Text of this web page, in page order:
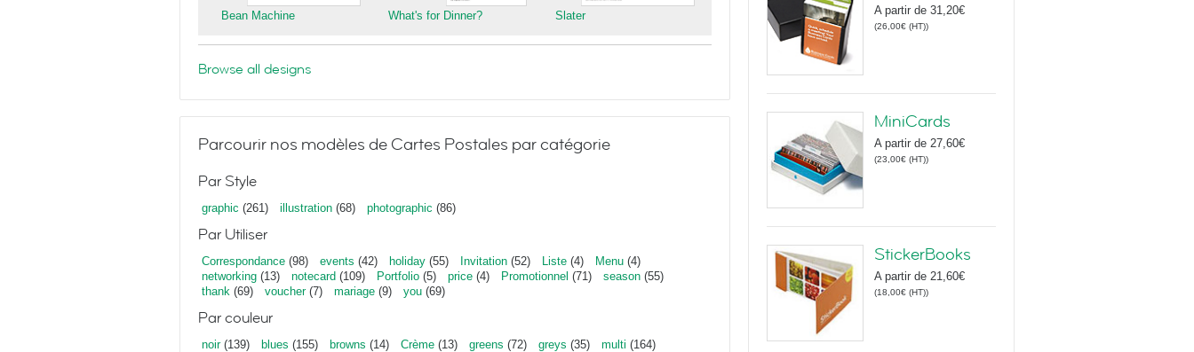
Bean Machine What's for Dinner? Slater
Browse all designs
Parcourir nos modèles de Cartes Postales par catégorie
Par Style
graphic (261) illustration (68) photographic (86)
Par Utiliser
Correspondance (98) events (42) holiday (55) Invitation (52) Liste (4) Menu (4)
networking (13) notecard (109) Portfolio (5) price (4) Promotionnel (71) season (55)
thank (69) voucher(7) mariage (9) you (69)
Par couleur
noir(139) blues (155) browns (14) Crème (13) greens (72) greys (35) multi (164)
A partir de 31,20€
(26,00€ (HT))
MiniCards
A partir de 27,60€
(23,00€ (HT))
StickerBooks
A partir de 21,60€
(18,00€ (HT))